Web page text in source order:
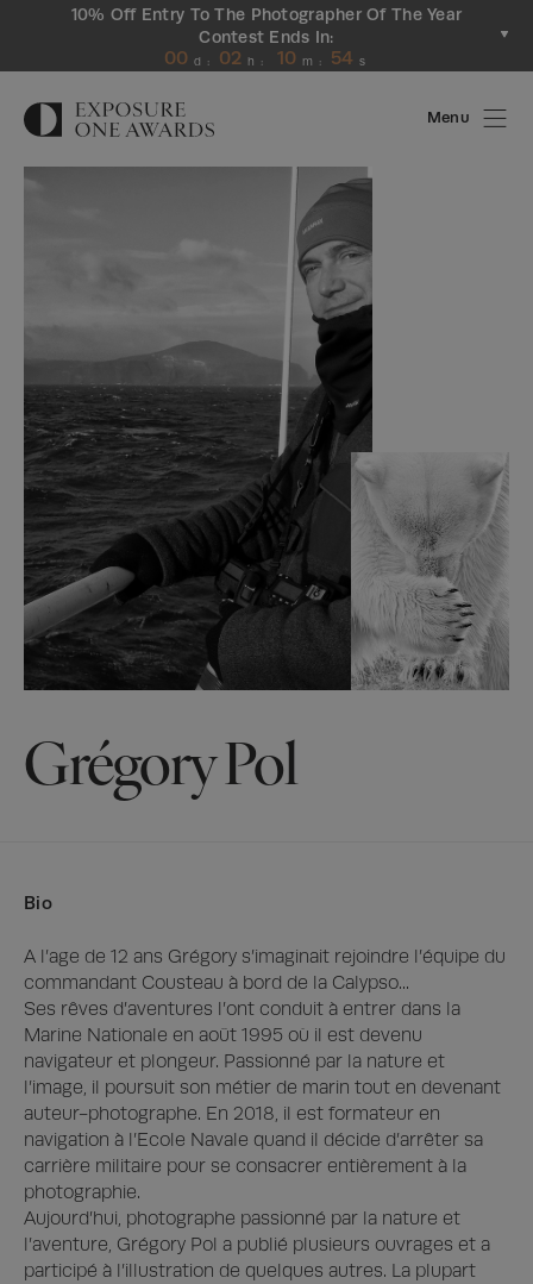
10% Off Entry To The Photographer Of The Year
Contest Ends In:
00 d : 02 h : 10 m : 54 s
Menu
Grégory Pol
Bio
A l’age de 12 ans Grégory s’imaginait rejoindre l’équipe du
commandant Cousteau à bord de la Calypso...
Ses rêves d’aventures l’ont conduit à entrer dans la
Marine Nationale en août 1995 où il est devenu
navigateur et plongeur. Passionné par la nature et
l’image, il poursuit son métier de marin tout en devenant
auteur-photographe. En 2018, il est formateur en
navigation à l’Ecole Navale quand il décide d’arrêter sa
carrière militaire pour se consacrer entièrement à la
photographie.
Aujourd’hui, photographe passionné par la nature et
l’aventure, Grégory Pol a publié plusieurs ouvrages et a
participé à l’illustration de quelques autres. La plupart